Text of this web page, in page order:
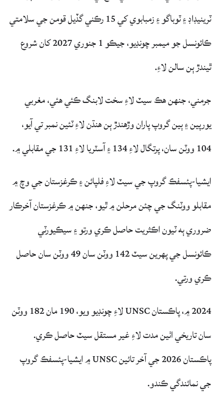
ٽرينيڊاڊ ۽ ٽوباگو ۽ زمبابوي کي 15 رڪني گڏيل قومن جي سلامتي
ڪائونسل جو ميمبر چونڊيو، جيڪو 1 جنوري 2027 کان شروع
ٿيندڙ ٻن سالن لاءِ.
جرمني، جنهن هڪ سيٽ لاءِ سخت لابنگ ڪئي هئي، مغربي
يورپين ۽ ٻين گروپ پاران وڙهندڙ ٻن هنڌن لاءِ ٽئين نمبر تي آيو،
104 ووٽن سان، پرتگال لاءِ 134 ۽ آسٽريا لاءِ 131 جي مقابلي ۾.
ايشيا-پئسفڪ گروپ جي سيٽ لاءِ فلپائن ۽ ڪرغزستان جي وچ ۾
مقابلو ووٽنگ جي چئن مرحلن ۾ ٿيو، جنهن ۾ ڪرغزستان آخرڪار
ضروري ٻه ٽيون اڪثريت حاصل ڪري ورتو ۽ سيڪيورٽي
ڪائونسل جي پهرين سيٽ 142 ووٽن سان 49 ووٽن سان حاصل
ڪري ورتي.
2024 ۾، پاڪستان UNSC لاءِ چونڊيو ويو، 190 مان 182 ووٽن
سان تاريخي اٺين مدت لاءِ غير مستقل سيٽ حاصل ڪري.
پاڪستان 2026 جي آخر تائين UNSC ۾ ايشيا-پئسفڪ گروپ
جي نمائندگي ڪندو.